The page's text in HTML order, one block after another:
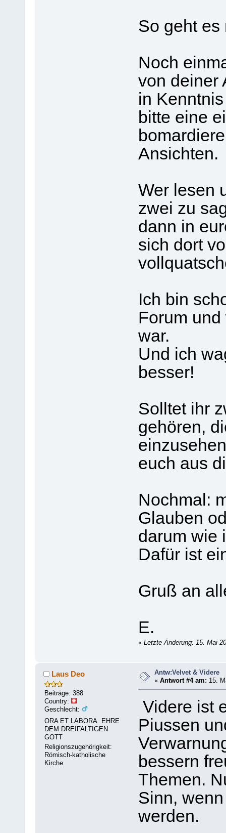
So geht es
Noch
von deiner
in
bitte eine
Ansichten.
Wer lesen
zwei zu
dann in
sich dort
Ich bin
Forum
war.
Und ich
besser!
Solltet ihr
gehören,
euch aus
Nochmal:
Glauben
darum wie
Dafür ist
Gruß an
E.
« Letzte Änderung: 15. Mai
Laus Deo
Beiträge: 388
Country:
Geschlecht:
ORA ET LABORA. EHRE
DEM DREIFALTIGEN
GOTT
Religionszugehörigkeit:
Römisch-katholische
Kirche
Antw:Velvet & Videre
«Antwort #4 am: 15.
Videre ist
Piussen
bessern
Themen.
Sinn,
werden.